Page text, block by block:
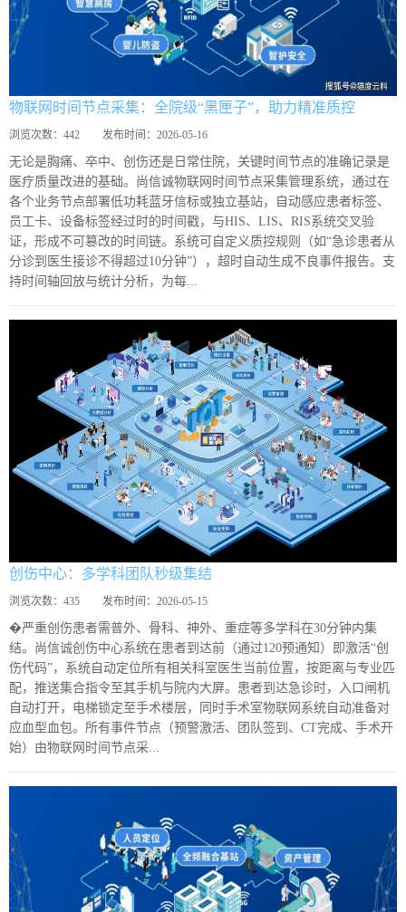
物联网时间节点采集：全院级“黑匣子”，助力精准质控
浏览次数： 442 发布时间： 2026-05-16
无论是胸痛、卒中、创伤还是日常住院，关键时间节点的准确记录是
医疗质量改进的基础。尚信诚物联网时间节点采集管理系统，通过在
各个业务节点部署低功耗蓝牙信标或独立基站，自动感应患者标签、
员工卡、设备标签经过时的时间戳，与HIS、LIS、RIS系统交叉验
证，形成不可篡改的时间链。系统可自定义质控规则（如“急诊患者从
分诊到医生接诊不得超过10分钟”），超时自动生成不良事件报告。支
持时间轴回放与统计分析，为每...
创伤中心：多学科团队秒级集结
浏览次数： 435 发布时间： 2026-05-15
�严重创伤患者需普外、骨科、神外、重症等多学科在30分钟内集
结。尚信诚创伤中心系统在患者到达前（通过120预通知）即激活“创
伤代码”，系统自动定位所有相关科室医生当前位置，按距离与专业匹
配，推送集合指令至其手机与院内大屏。患者到达急诊时，入口闸机
自动打开，电梯锁定至手术楼层，同时手术室物联网系统自动准备对
应血型血包。所有事件节点（预警激活、团队签到、CT完成、手术开
始）由物联网时间节点采...